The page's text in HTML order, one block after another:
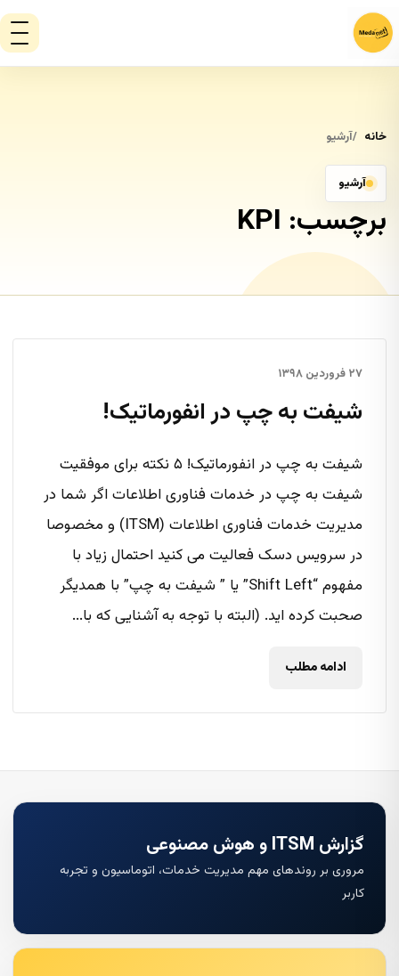
خانه آرشیو
آرشیو
برچسب: KPI
۲۷ فروردین ۱۳۹۸
شیفت به چپ در انفورماتیک!
شیفت به چپ در انفورماتیک! ۵ نکته برای موفقیت
شیفت به چپ در خدمات فناوری اطلاعات اگر شما در
مدیریت خدمات فناوری اطلاعات (ITSM) و مخصوصا
در سرویس دسک فعالیت می کنید احتمال زیاد با
مفهوم “Shift Left” یا ” شیفت به چپ” با همدیگر
صحبت کرده اید. (البته با توجه به آشنایی که با...
ادامه مطلب
گزارش ITSM و هوش مصنوعی
مروری بر روندهای مهم مدیریت خدمات، اتوماسیون و تجربه
کاربر